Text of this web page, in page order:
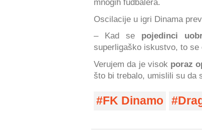
mnogih fudbalera.
Oscilacije u igri Dinama
– Kad se pojedinci
superligaško iskustvo, to se
Verujem da je visok poraz
što bi trebalo, umislili su da
FK Dinamo